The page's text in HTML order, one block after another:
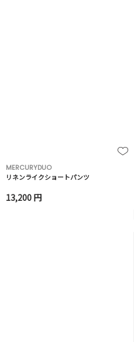
MERCURYDUO
リネンライクショートパンツ
13,200 円